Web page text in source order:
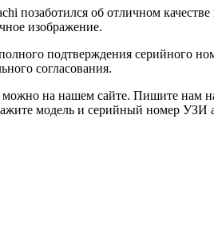
об отличном качестве
изображение.
подтверждения серийного
согласования.
можно на нашем сайте. Пишите нам
модель и серийный номер УЗИ